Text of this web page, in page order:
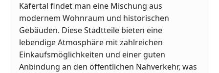
Käfertal findet man eine Mischung aus
modernem Wohnraum und historischen
Gebäuden. Diese Stadtteile bieten eine
lebendige Atmosphäre mit zahlreichen
Einkaufsmöglichkeiten und einer guten
Anbindung an den öffentlichen Nahverkehr, was